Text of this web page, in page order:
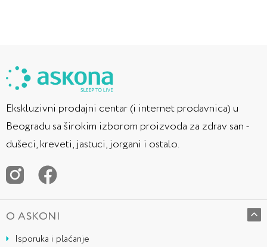
Ekskluzivni prodajni centar (i internet prodavnica) u
Beogradu sa širokim izborom proizvoda za zdrav san -
dušeci, kreveti, jastuci, jorgani i ostalo.
O ASKONI
Isporuka i plaćanje